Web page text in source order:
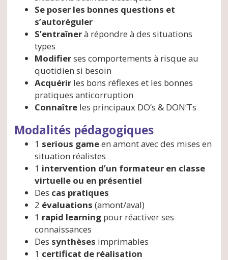
Se poser les bonnes questions et
s’autoréguler
S’entraînerà répondre à des situations
types
Modifierses comportements à risque au
quotidien si besoin
Acquérir les bons réflexes et les bonnes
pratiques anticorruption
Connaître les principaux DO’s & DON’Ts
Modalités pédagogiques
1 serious gameen amont avec des mises en
situation réalistes
1 intervention d’un formateur en classe
virtuelle ou en présentiel
Des cas pratiques
2 évaluations (amont/aval)
1 rapid learning pour réactiver ses
connaissances
Des synthèses imprimables
1 certificat de réalisation